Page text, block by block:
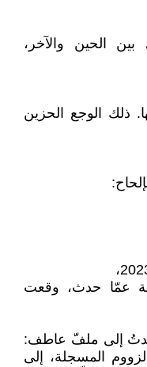
الحين والآخر،
ذلك الوجع الحزين
عمّا حدث، وقعت
عدتُ إلى ملفّ عاطف:
المسجلة، إلى